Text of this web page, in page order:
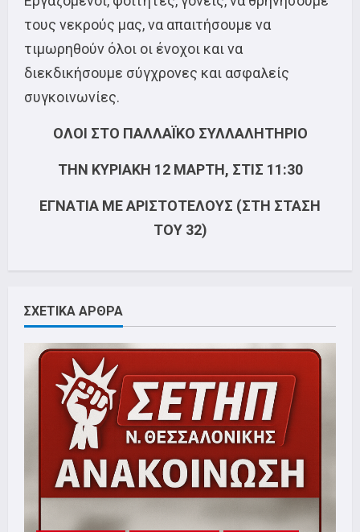
τους νεκρούς μας, να απαιτήσουμε να
τιμωρηθούν όλοι οι ένοχοι και να
διεκδικήσουμε σύγχρονες και ασφαλείς
συγκοινωνίες.
ΟΛΟΙ ΣΤΟ ΠΑΛΛΑΪΚΟ ΣΥΛΛΑΛΗΤΗΡΙΟ
ΤΗΝ ΚΥΡΙΑΚΗ 12 ΜΑΡΤΗ, ΣΤΙΣ 11:30
ΕΓΝΑΤΙΑ ΜΕ ΑΡΙΣΤΟΤΕΛΟΥΣ (ΣΤΗ ΣΤΑΣΗ
ΤΟΥ 32)
ΣΧΕΤΙΚΑ ΑΡΘΡΑ